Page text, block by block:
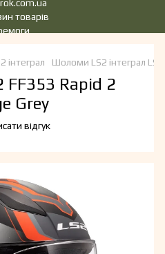
інтеграл Шоломи LS2 інтеграл
Rapid 2
Grey
відгук